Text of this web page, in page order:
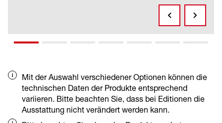
Lösungen, wie z. B. der kraftvoller Antrieb, starke
Reißkräfte, leistungsfähige Kinematik, hohe
Wendigkeit, ausgezeichnete Standsicherheit
sprechen: geringer Verschleiß, hochwertige
Pulverbeschichtung, gehärtete Bolzen, gute
Servicezugänglichkeit, hohe
Zylindergeschwindigkeiten und flexible
Fahrgeschwindigkeiten.
Mit der Auswahl verschiedener Optionen können die
technischen Daten der Produkte entsprechend
variieren. Bitte beachten Sie, dass bei Editionen die
Ausstattung nicht verändert werden kann.